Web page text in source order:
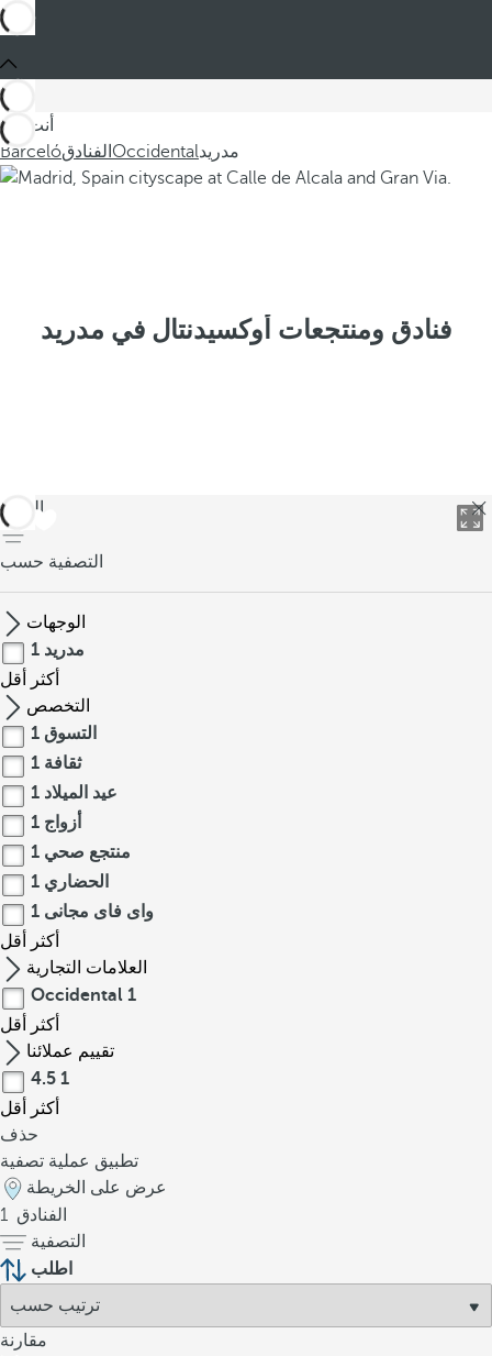
أنت في
Barcelóالفنادق Occidentalمدريد
فنادق ومنتجعات أوكسيدنتال في مدريد
العودة
التصفية حسب
الوجهات
مدريد 1
أكثر
أقل
التخصص
التسوق 1
ثقافة 1
عيد الميلاد 1
أزواج 1
منتجع صحي 1
الحضاري 1
واى فاى مجانى 1
أكثر
أقل
العلامات التجارية
Occidental 1
أكثر
أقل
تقييم عملائنا
4.5 1
أكثر
أقل
حذف
تطبيق عملية تصفية
عرض على الخريطة
1 الفنادق
التصفية
اطلب
مقارنة